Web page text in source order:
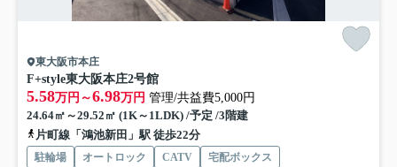
東大阪市本庄
F+style東大阪本庄2号館
5.58万円～6.98万円 管理/共益費5,000円
24.64㎡～29.52㎡ (1K～1LDK) /予定 /3階建
片町線「鴻池新田」駅 徒歩22分
駐輪場 オートロック CATV
宅配ボックス